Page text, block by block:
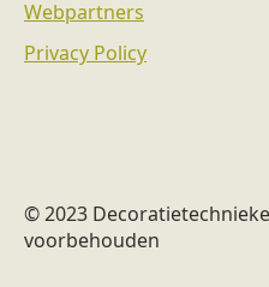
Webpartners
Privacy Policy
© 2023
voorbehouden